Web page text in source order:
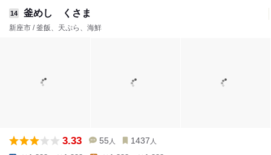
14 釜めし くさま
新座市 / 釜飯、天ぷら、海鮮
3.33 55 人 1437 人